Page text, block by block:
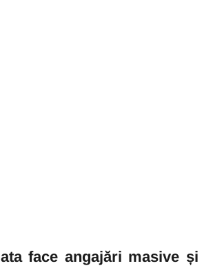
face angajări masive și